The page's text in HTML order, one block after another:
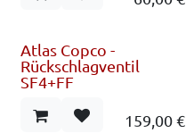
Atlas Copco -
Rückschlagventil
SF4+FF
159,00€